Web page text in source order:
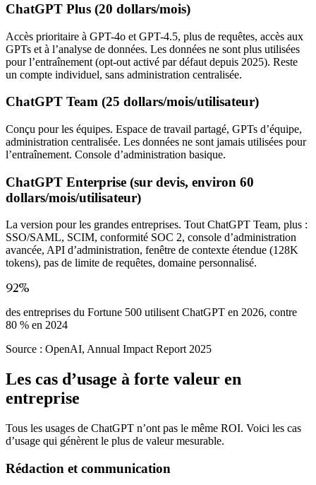
ChatGPT Plus (20 dollars/mois)
Accès prioritaire à GPT-4o et GPT-4.5, plus de requêtes, accès aux
GPTs et à l’analyse de données. Les données ne sont plus utilisées
pour l’entraînement (opt-out activé par défaut depuis 2025). Reste
un compte individuel, sans administration centralisée.
ChatGPT Team (25 dollars/mois/utilisateur)
Conçu pour les équipes. Espace de travail partagé, GPTs d’équipe,
administration centralisée. Les données ne sont jamais utilisées pour
l’entraînement. Console d’administration basique.
ChatGPT Enterprise (sur devis, environ 60
dollars/mois/utilisateur)
La version pour les grandes entreprises. Tout ChatGPT Team, plus :
SSO/SAML, SCIM, conformité SOC 2, console d’administration
avancée, API d’administration, fenêtre de contexte étendue (128K
tokens), pas de limite de requêtes, domaine personnalisé.
92%
des entreprises du Fortune 500 utilisent ChatGPT en 2026, contre
80 % en 2024
Source : OpenAI, Annual Impact Report 2025
Les cas d’usage à forte valeur en
entreprise
Tous les usages de ChatGPT n’ont pas le même ROI. Voici les cas
d’usage qui génèrent le plus de valeur mesurable.
Rédaction et communication